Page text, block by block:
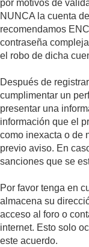
por motivos de
NUNCA la cuenta
recomendamos
contraseña
el robo de dicha
Después de
cumplimentar un
presentar una
información que el
como inexacta o de
previo aviso. En
sanciones que se
Por favor tenga en
almacena su
acceso al foro o
internet. Esto solo
este acuerdo.